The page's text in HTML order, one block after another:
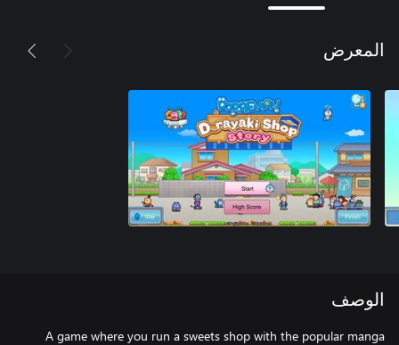
المعرض
الوصف
A game where you run a sweets shop with the popular manga